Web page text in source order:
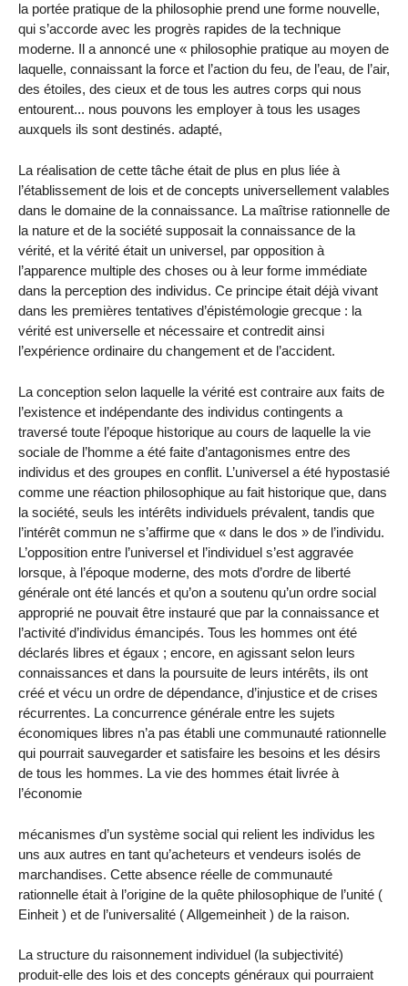
la portée pratique de la philosophie prend une forme nouvelle,
qui s’accorde avec les progrès rapides de la technique
moderne. Il a annoncé une « philosophie pratique au moyen de
laquelle, connaissant la force et l’action du feu, de l’eau, de l’air,
des étoiles, des cieux et de tous les autres corps qui nous
entourent... nous pouvons les employer à tous les usages
auxquels ils sont destinés. adapté,
La réalisation de cette tâche était de plus en plus liée à
l’établissement de lois et de concepts universellement valables
dans le domaine de la connaissance. La maîtrise rationnelle de
la nature et de la société supposait la connaissance de la
vérité, et la vérité était un universel, par opposition à
l’apparence multiple des choses ou à leur forme immédiate
dans la perception des individus. Ce principe était déjà vivant
dans les premières tentatives d’épistémologie grecque : la
vérité est universelle et nécessaire et contredit ainsi
l’expérience ordinaire du changement et de l’accident.
La conception selon laquelle la vérité est contraire aux faits de
l’existence et indépendante des individus contingents a
traversé toute l’époque historique au cours de laquelle la vie
sociale de l’homme a été faite d’antagonismes entre des
individus et des groupes en conflit. L’universel a été hypostasié
comme une réaction philosophique au fait historique que, dans
la société, seuls les intérêts individuels prévalent, tandis que
l’intérêt commun ne s’affirme que « dans le dos » de l’individu.
L’opposition entre l’universel et l’individuel s’est aggravée
lorsque, à l’époque moderne, des mots d’ordre de liberté
générale ont été lancés et qu’on a soutenu qu’un ordre social
approprié ne pouvait être instauré que par la connaissance et
l’activité d’individus émancipés. Tous les hommes ont été
déclarés libres et égaux ; encore, en agissant selon leurs
connaissances et dans la poursuite de leurs intérêts, ils ont
créé et vécu un ordre de dépendance, d’injustice et de crises
récurrentes. La concurrence générale entre les sujets
économiques libres n’a pas établi une communauté rationnelle
qui pourrait sauvegarder et satisfaire les besoins et les désirs
de tous les hommes. La vie des hommes était livrée à
l’économie
mécanismes d’un système social qui relient les individus les
uns aux autres en tant qu’acheteurs et vendeurs isolés de
marchandises. Cette absence réelle de communauté
rationnelle était à l’origine de la quête philosophique de l’unité (
Einheit ) et de l’universalité ( Allgemeinheit ) de la raison.
La structure du raisonnement individuel (la subjectivité)
produit-elle des lois et des concepts généraux qui pourraient